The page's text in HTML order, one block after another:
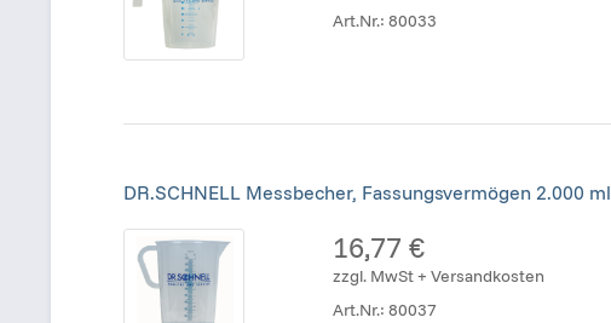
Art.Nr.:80033
DR.SCHNELL Messbecher, Fassungsvermögen 2.000 ml
16,77 €
zzgl. MwSt + Versandkosten
Art.Nr.:80037